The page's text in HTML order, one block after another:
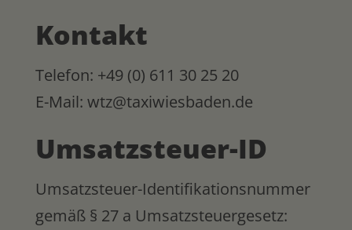
Kontakt
Telefon: +49 (0) 611 30 25 20
E-Mail: wtz@taxiwiesbaden.de
Umsatzsteuer-ID
Umsatzsteuer-Identifikationsnummer
gemäß § 27 a Umsatzsteuergesetz: